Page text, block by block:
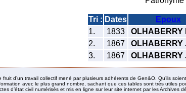
Tri : Dates Epoux
1.
1833 OLHABERRY
2.
1867 OLHABERRY
3.
1867 OLHABERRY
d’un travail collectif mené par plusieurs adhérents de Gen&O. Qu’ils
avec le plus grand nombre, sachant que ces tables sont très utiles
d’état civil numérisés et mis en ligne sur leur site internet par les Archives